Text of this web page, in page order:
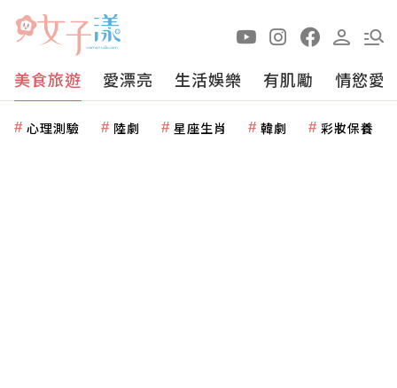
美食旅遊 愛漂亮 生活娛樂 有肌勵 情慾愛
心理測驗 陸劇 星座生肖 韓劇 彩妝保養